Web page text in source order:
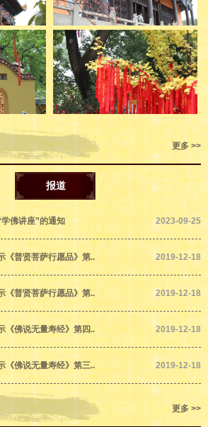
更多 >>
报道
2023-09-25
佛讲座”的通知
2019-12-18
《普贤菩萨行愿品》第..
2019-12-18
《普贤菩萨行愿品》第..
2019-12-18
《佛说无量寿经》第四..
2019-12-18
《佛说无量寿经》第三..
更多 >>